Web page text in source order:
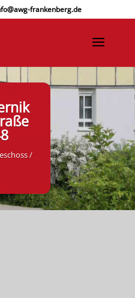
frankenberg.de
/